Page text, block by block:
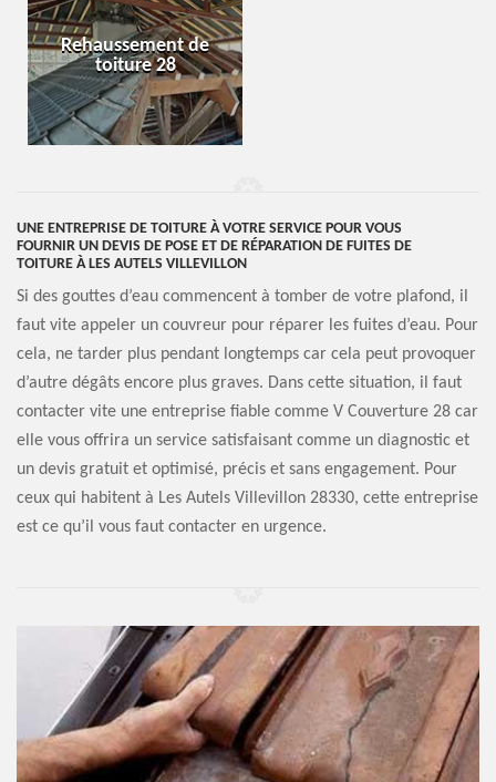
Rehaussement de
toiture 28
UNE ENTREPRISE DE TOITURE À VOTRE SERVICE POUR VOUS
FOURNIR UN DEVIS DE POSE ET DE RÉPARATION DE FUITES DE
TOITURE À LES AUTELS VILLEVILLON
Si des gouttes d’eau commencent à tomber de votre plafond, il
faut vite appeler un couvreur pour réparer les fuites d’eau. Pour
cela, ne tarder plus pendant longtemps car cela peut provoquer
d’autre dégâts encore plus graves. Dans cette situation, il faut
contacter vite une entreprise fiable comme V Couverture 28 car
elle vous offrira un service satisfaisant comme un diagnostic et
un devis gratuit et optimisé, précis et sans engagement. Pour
ceux qui habitent à Les Autels Villevillon 28330, cette entreprise
est ce qu’il vous faut contacter en urgence.